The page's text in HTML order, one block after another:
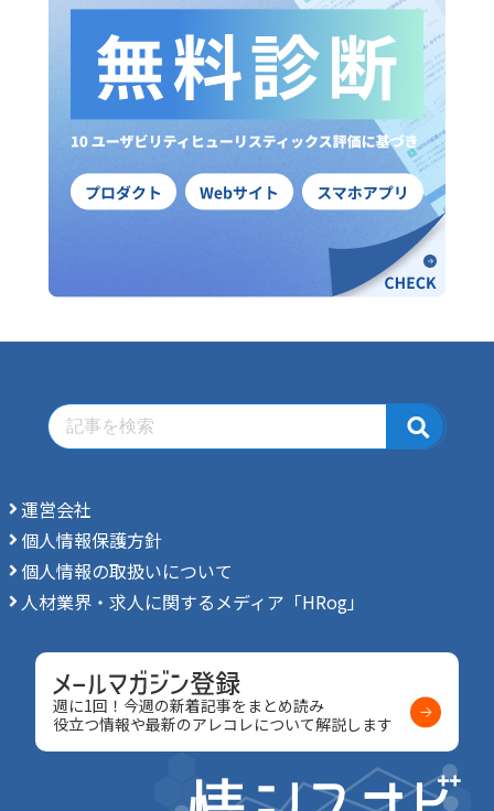
運営会社
個人情報保護方針
個人情報の取扱いについて
人材業界・求人に関するメディア「HRog」
週に1回！今週の新着記事をまとめ読み
役立つ情報や最新のアレコレについて解説します